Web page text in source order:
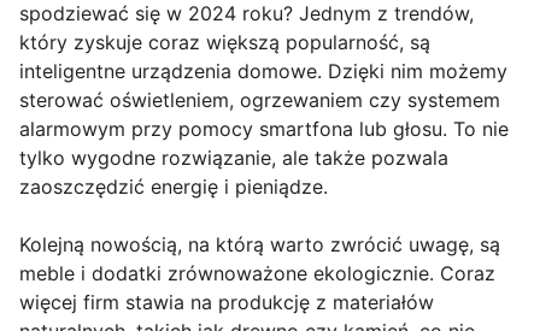
spodziewać się w 2024 roku? Jednym z trendów,
który zyskuje coraz większą popularność, są
inteligentne urządzenia domowe. Dzięki nim możemy
sterować oświetleniem, ogrzewaniem czy systemem
alarmowym przy pomocy smartfona lub głosu. To nie
tylko wygodne rozwiązanie, ale także pozwala
zaoszczędzić energię i pieniądze.
Kolejną nowością, na którą warto zwrócić uwagę, są
meble i dodatki zrównoważone ekologicznie. Coraz
więcej firm stawia na produkcję z materiałów